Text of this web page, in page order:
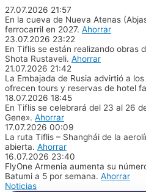
27.07.2026 21:57
En la cueva de Nueva Atenas
ferrocarril en 2027. Ahorrar
23.07.2026 23:22
En Tiflis se están realizando obras
Shota Rustaveli. Ahorrar
21.07.2026 21:42
La Embajada de Rusia advirtió a
ofrecen tours y reservas de hotel
18.07.2026 18:45
En Tiflis se celebrará del 23 al 26
Gene». Ahorrar
17.07.2026 00:09
La ruta Tiflis – Shanghái de la
abierta. Ahorrar
16.07.2026 23:40
FlyOne Armenia aumenta su
Batumi a 5 por semana. Ahorrar
Noticias